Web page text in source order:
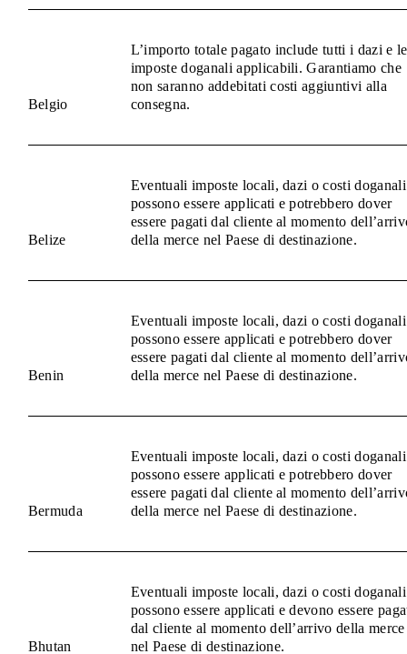
Belgio
L’importo totale pagato include tutti i dazi e le
imposte doganali applicabili. Garantiamo che
non saranno addebitati costi aggiuntivi alla
consegna.
Belize
Eventuali imposte locali, dazi o costi doganali
possono essere applicati e potrebbero dover
essere pagati dal cliente al momento
della merce nel Paese di destinazione.
Benin
Eventuali imposte locali, dazi o costi doganali
possono essere applicati e potrebbero dover
essere pagati dal cliente al momento
della merce nel Paese di destinazione.
Bermuda
Eventuali imposte locali, dazi o costi doganali
possono essere applicati e potrebbero dover
essere pagati dal cliente al momento
della merce nel Paese di destinazione.
Bhutan
Eventuali imposte locali, dazi o costi doganali
possono essere applicati e devono essere
dal cliente al momento dell’arrivo della merce
nel Paese di destinazione.